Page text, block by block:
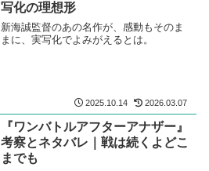
写化の理想形
新海誠監督のあの名作が、感動もそのま
まに、実写化でよみがえるとは。
2025.10.14 2026.03.07
『ワンバトルアフターアナザー』
考察とネタバレ｜戦は続くよどこ
までも